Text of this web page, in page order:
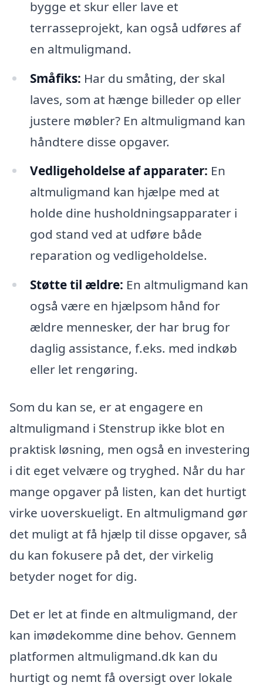
bygge et skur eller lave et
terrasseprojekt, kan også udføres af
en altmuligmand.
Småfiks: Har du småting, der skal
laves, som at hænge billeder op eller
justere møbler? En altmuligmand kan
håndtere disse opgaver.
Vedligeholdelse af apparater: En
altmuligmand kan hjælpe med at
holde dine husholdningsapparater i
god stand ved at udføre både
reparation og vedligeholdelse.
Støtte til ældre: En altmuligmand kan
også være en hjælpsom hånd for
ældre mennesker, der har brug for
daglig assistance, f.eks. med indkøb
eller let rengøring.
Som du kan se, er at engagere en
altmuligmand i Stenstrup ikke blot en
praktisk løsning, men også en investering
i dit eget velvære og tryghed. Når du har
mange opgaver på listen, kan det hurtigt
virke uoverskueligt. En altmuligmand gør
det muligt at få hjælp til disse opgaver, så
du kan fokusere på det, der virkelig
betyder noget for dig.
Det er let at finde en altmuligmand, der
kan imødekomme dine behov. Gennem
platformen altmuligmand.dk kan du
hurtigt og nemt få oversigt over lokale